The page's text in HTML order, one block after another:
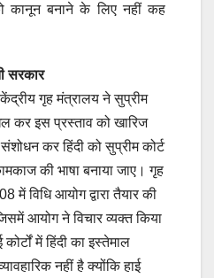
कानून बनाने के लिए नहीं कह
सरकार
गृह मंत्रालय ने सुप्रीम
कर इस प्रस्ताव को खारिज
कर हिंदी को सुप्रीम कोर्ट
की भाषा बनाया जाए। गृह
में विधि आयोग द्वारा तैयार की
आयोग ने विचार व्यक्त किया
में हिंदी का इस्तेमाल
नहीं है क्योंकि हाई